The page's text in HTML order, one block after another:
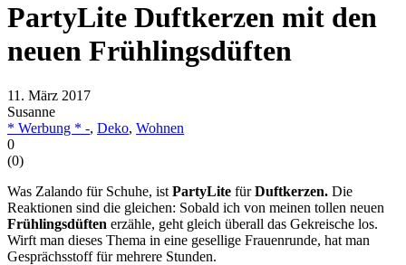
PartyLite Duftkerzen mit den
neuen Frühlingsdüften
11. März 2017
Susanne
* Werbung * -, Deko, Wohnen
0
(0)
Was Zalando für Schuhe, ist PartyLite fürDuftkerzen. Die
Reaktionen sind die gleichen: Sobald ich von meinen tollen neuen
Frühlingsdüften erzähle, geht gleich überall das Gekreische los.
Wirft man dieses Thema in eine gesellige Frauenrunde, hat man
Gesprächsstoff für mehrere Stunden.